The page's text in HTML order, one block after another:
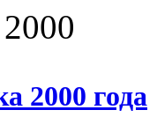
2000 года